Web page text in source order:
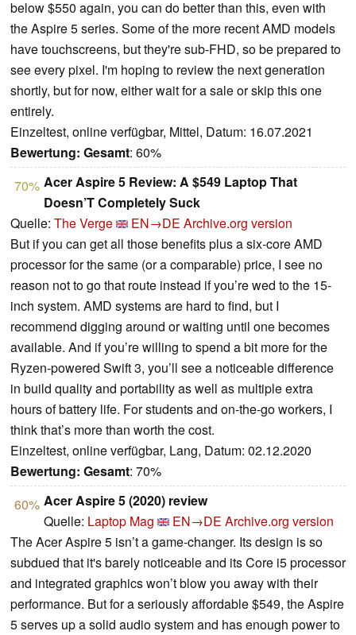
below $550 again, you can do better than this, even with
the Aspire 5 series. Some of the more recent AMD models
have touchscreens, but they're sub-FHD, so be prepared to
see every pixel. I'm hoping to review the next generation
shortly, but for now, either wait for a sale or skip this one
entirely.
Einzeltest, online verfügbar, Mittel, Datum: 16.07.2021
Bewertung: Gesamt: 60%
70% Acer Aspire 5 Review: A $549 Laptop That
Doesn’T Completely Suck
Quelle: The Verge EN→DE Archive.org version
But if you can get all those benefits plus a six-core AMD
processor for the same (or a comparable) price, I see no
reason not to go that route instead if you’re wed to the 15-
inch system. AMD systems are hard to find, but I
recommend digging around or waiting until one becomes
available. And if you’re willing to spend a bit more for the
Ryzen-powered Swift 3, you’ll see a noticeable difference
in build quality and portability as well as multiple extra
hours of battery life. For students and on-the-go workers, I
think that’s more than worth the cost.
Einzeltest, online verfügbar, Lang, Datum: 02.12.2020
Bewertung: Gesamt: 70%
60% Acer Aspire 5 (2020) review
Quelle: Laptop Mag EN→DE Archive.org version
The Acer Aspire 5 isn’t a game-changer. Its design is so
subdued that it's barely noticeable and its Core i5 processor
and integrated graphics won’t blow you away with their
performance. But for a seriously affordable $549, the Aspire
5 serves up a solid audio system and has enough power to